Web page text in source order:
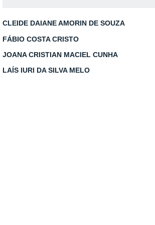
CLEIDE DAIANE AMORIN DE SOUZA
FÁBIO COSTA CRISTO
JOANA CRISTIAN MACIEL CUNHA
LAÍS IURI DA SILVA MELO